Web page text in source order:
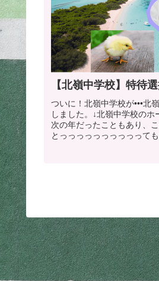
【北嶺中学校】特待
ついに！北嶺中学校が•••北
しました。↓北嶺中学校の
次の年だったこともあり、
とっっっっっっっっっって